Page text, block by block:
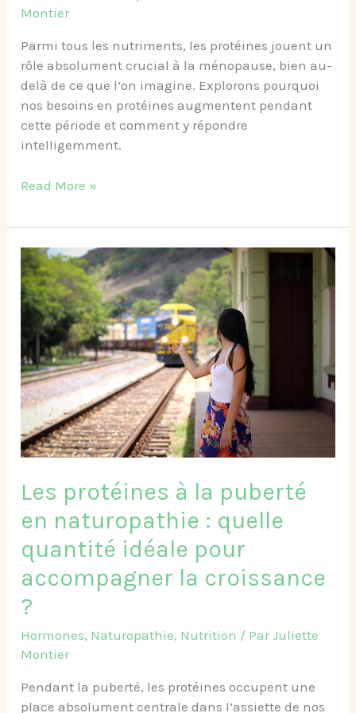
Montier
Parmi tous les nutriments, les protéines jouent un
rôle absolument crucial à la ménopause, bien au-
delà de ce que l’on imagine. Explorons pourquoi
nos besoins en protéines augmentent pendant
cette période et comment y répondre
intelligemment.
Read More »
Les protéines à la puberté
en naturopathie : quelle
quantité idéale pour
accompagner la croissance
?
Hormones, Naturopathie, Nutrition / ParJuliette
Montier
Pendant la puberté, les protéines occupent une
place absolument centrale dans l’assiette de nos
Les
protéines
à
la
puberté
en
naturopathie
:
quelle
quantité
idéale
accompagner
la
?